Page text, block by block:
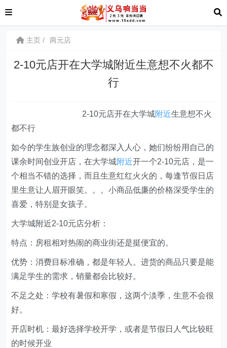
主页 两元店
2-10元店开在大学城附近生意想不火都不
行
2-10元店开在大学城附近生意想不火
都不行
如今的学生族创业的理念都深入人心，她们纷纷用自己的
课余时间创业开店，在大学城附近开一个2-10元店，是一
个相当不错的选择，而且生意红红火火的，每逢节假日店
里生意让人眉开眼笑。。。小商品低廉的价格深受学生的
喜爱，特别是女孩子。
大学城附近2-10元店分析：
特点：房租相对热闹的商业街还是挺便宜的。
优势：消费目标准确，都是年轻人。进货的商品只要是能
满足学生的需求，销量都会比较好。
不足之处：学校有暑假和寒假，这两个淡季，生意不会很
好。
开店时机：最好选择学校开学，或者是节假日人气比较旺
的时候开业